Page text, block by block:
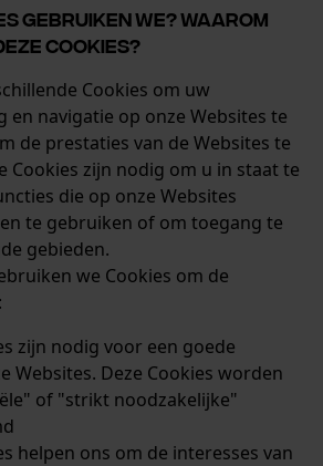
GEBRUIKEN WE? WAAROM
COOKIES?
Cookies om uw
en navigatie op onze Websites te
de prestaties van de Websites te
Cookies zijn nodig om u in staat te
die op onze Websites
te gebruiken of om toegang te
gebieden.
we Cookies om de
zijn nodig voor een goede
Websites. Deze Cookies worden
of "strikt noodzakelijke"
helpen ons om de interesses van